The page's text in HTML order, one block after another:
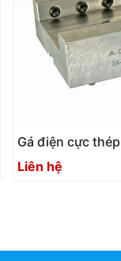
Gá điện cực
520119 U50 (Bộ
holder
Liên hệ